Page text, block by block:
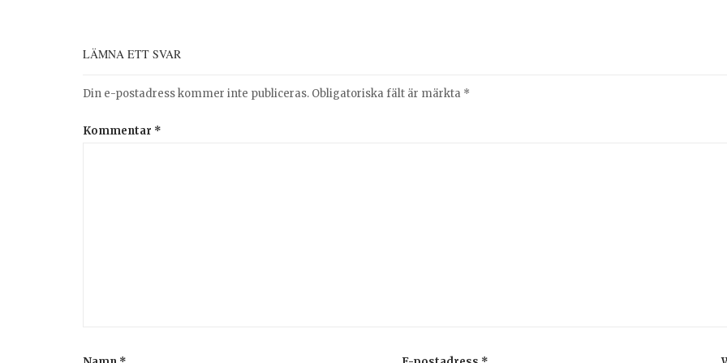
LÄMNA ETT SVAR
Din e-postadress kommer inte publiceras. Obligatoriska fält är märkta *
Kommentar *